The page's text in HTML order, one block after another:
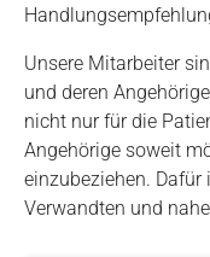
Unsere Mitarbeiter
und deren
nicht nur für die
Angehörige soweit
einzubeziehen.
Verwandten und